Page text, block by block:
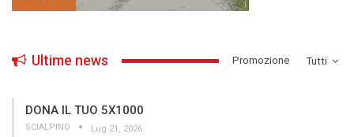
Tutti
Ultime news ­Promozione
DONA IL TUO 5X1000
SCIALPINO Lug 21, 2026